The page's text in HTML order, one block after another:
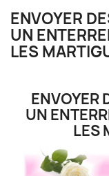
ENVOYER
UN
LES
ENVOYER
UN
LES